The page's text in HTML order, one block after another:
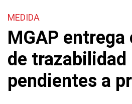
MEDIDA
MGAP entrega
de trazabilidad
pendientes a